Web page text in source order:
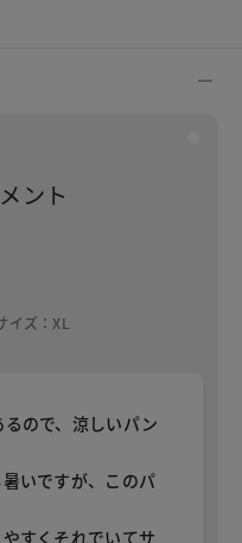
ント
ズ：XL
ので、涼しいパン
いですが、このパ
すくそれでいてサ